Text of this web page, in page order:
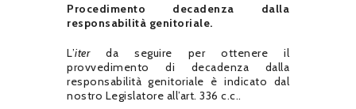
Procedimento decadenza dalla
responsabilità genitoriale.
L’iterda seguire per ottenere il
provvedimento di decadenza dalla
responsabilità genitoriale è indicato dal
nostro Legislatore all’art. 336 c.c..